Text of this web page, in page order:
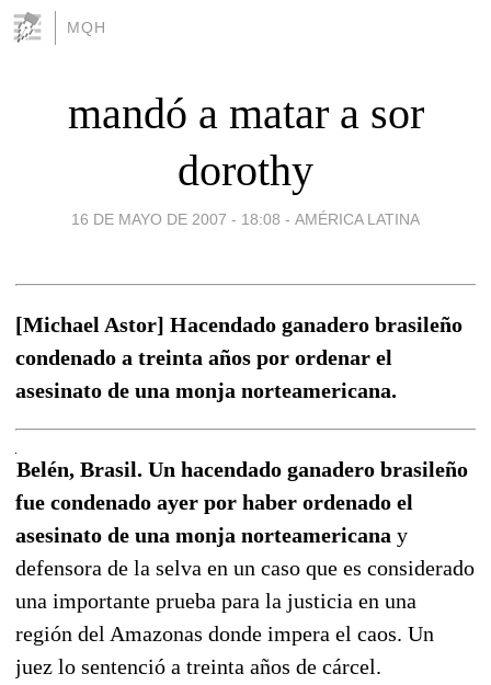
MQH
mandó a matar a sor
dorothy
16 DE MAYO DE 2007 - 18:08 - AMÉRICA LATINA
[Michael Astor] Hacendado ganadero brasileño
condenado a treinta años por ordenar el
asesinato de una monja norteamericana.
Belén, Brasil. Un hacendado ganadero brasileño
fue condenado ayer por haber ordenado el
asesinato de una monja norteamericana y
defensora de la selva en un caso que es considerado
una importante prueba para la justicia en una
región del Amazonas donde impera el caos. Un
juez lo sentenció a treinta años de cárcel.